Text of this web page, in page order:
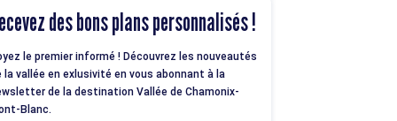
des bons plans personnalisés !
le premier informé ! Découvrez les nouveautés
la vallée en exlusivité en vous abonnant à la
de la destination Vallée de Chamonix-
Blanc.